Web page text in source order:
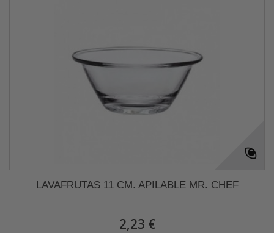
LAVAFRUTAS 11 CM. APILABLE MR. CHEF
2,23 €